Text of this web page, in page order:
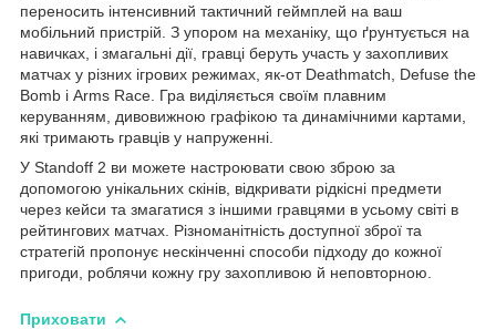
переносить інтенсивний тактичний геймплей на ваш
мобільний пристрій. З упором на механіку, що ґрунтується на
навичках, і змагальні дії, гравці беруть участь у захопливих
матчах у різних ігрових режимах, як-от Deathmatch, Defuse the
Bomb і Arms Race. Гра виділяється своїм плавним
керуванням, дивовижною графікою та динамічними картами,
які тримають гравців у напруженні.
У Standoff 2 ви можете настроювати свою зброю за
допомогою унікальних скінів, відкривати рідкісні предмети
через кейси та змагатися з іншими гравцями в усьому світі в
рейтингових матчах. Різноманітність доступної зброї та
стратегій пропонує нескінченні способи підходу до кожної
пригоди, роблячи кожну гру захопливою й неповторною.
Приховати